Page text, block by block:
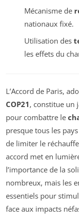
Mécanisme de
nationaux fixé.
Utilisation des
les effets du
L’Accord de Paris,
COP21, constitue un
pour combattre le
presque tous les
de limiter le
accord met en
l’importance de la
nombreux, mais les
essentiels pour
face aux impacts